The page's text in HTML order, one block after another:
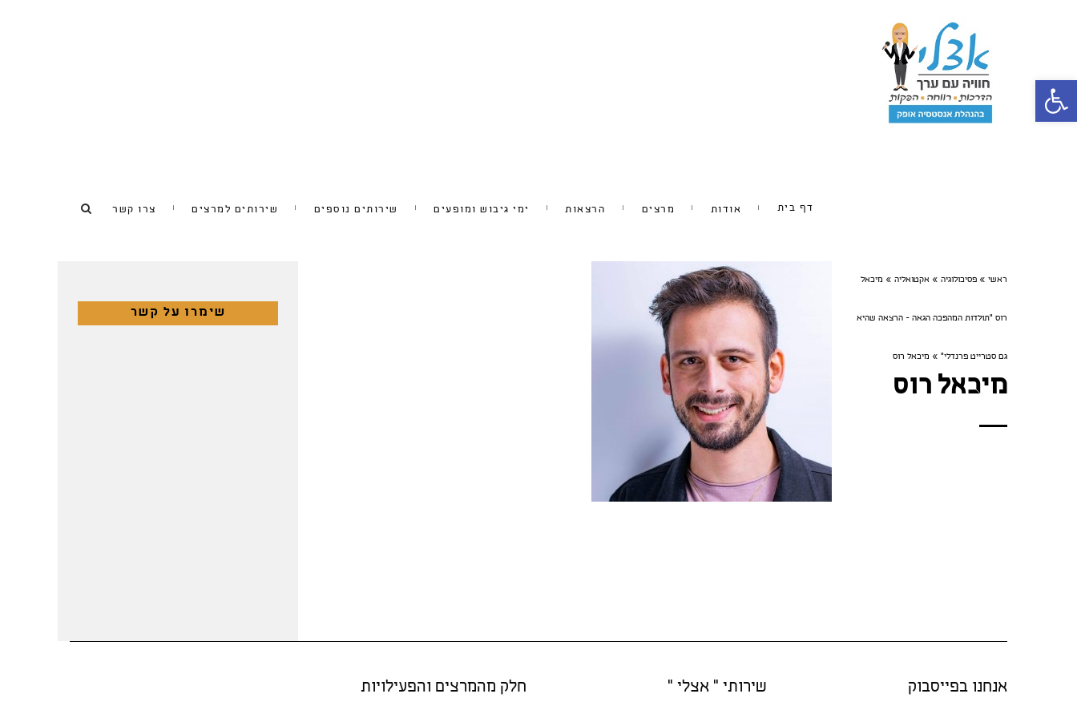
פתח סרגל נגישות
דף בית אודות מרצים הרצאות ימי גיבוש ומופעים שירותים נוספים שירותים למרצים צרו קשר
ראשי » פסיכולוגיה » אקטואליה » מיכאל
רוס ״תולדות המהפכה הגאה - הרצאה שהיא
גם סטרייט פרנדלי״ » מיכאל רוס
מיכאל רוס
שימרו על קשר
אנחנו בפייסבוק שירותי " אצלי " חלק מהמרצים והפעילויות